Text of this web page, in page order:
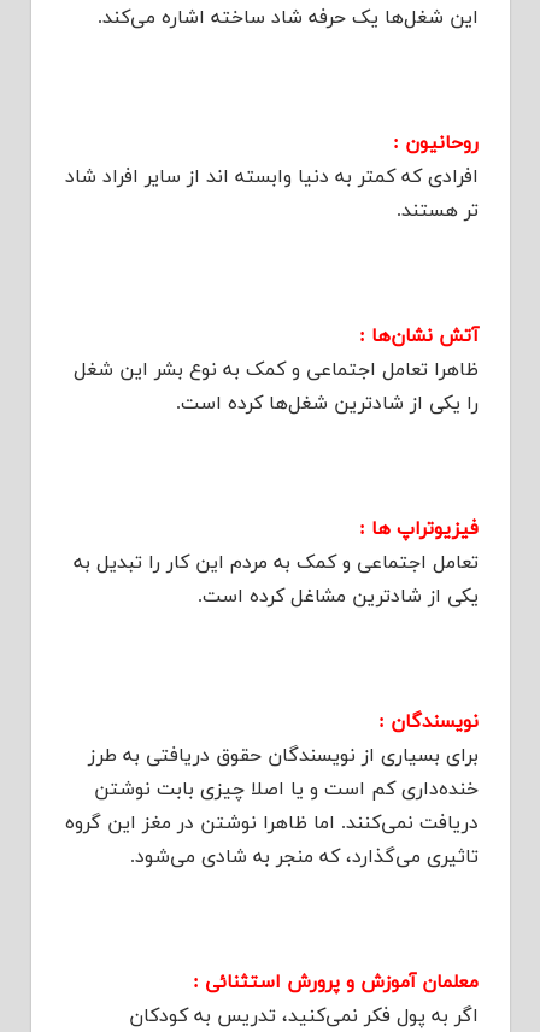
این شغل‌ها یک حرفه شاد ساخته اشاره می‌کند.
روحانیون :
افرادی که کمتر به دنیا وابسته اند از سایر افراد شاد
تر هستند.
آتش نشان‌ها :
ظاهرا تعامل اجتماعی و کمک به نوع بشر این شغل
را یکی از شادترین شغل‌ها کرده است.
فیزیوتراپ ها :
تعامل اجتماعی و کمک به مردم این کار را تبدیل به
یکی از شادترین مشاغل کرده است.
نویسندگان :
برای بسیاری از نویسندگان حقوق دریافتی به طرز
خنده‌داری کم است و یا اصلا چیزی بابت نوشتن
دریافت نمی‌کنند. اما ظاهرا نوشتن در مغز این گروه
تاثیری می‌گذارد، که منجر به شادی می‌شود.
معلمان آموزش و پرورش استثنائی :
اگر به پول فکر نمی‌کنید، تدریس به کودکان